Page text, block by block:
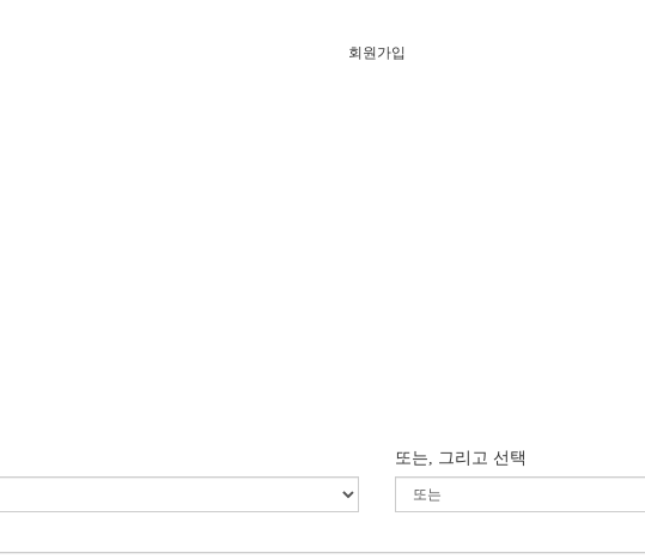
회원가입
또는, 그리고 선택